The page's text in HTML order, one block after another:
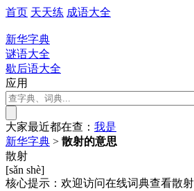
首页 天天练 成语大全
新华字典
谜语大全
歇后语大全
应用
大家最近都在查： 我是
新华字典 > 散射的意思
散射
[sǎn shè]
核心提示：欢迎访问在线词典查看散